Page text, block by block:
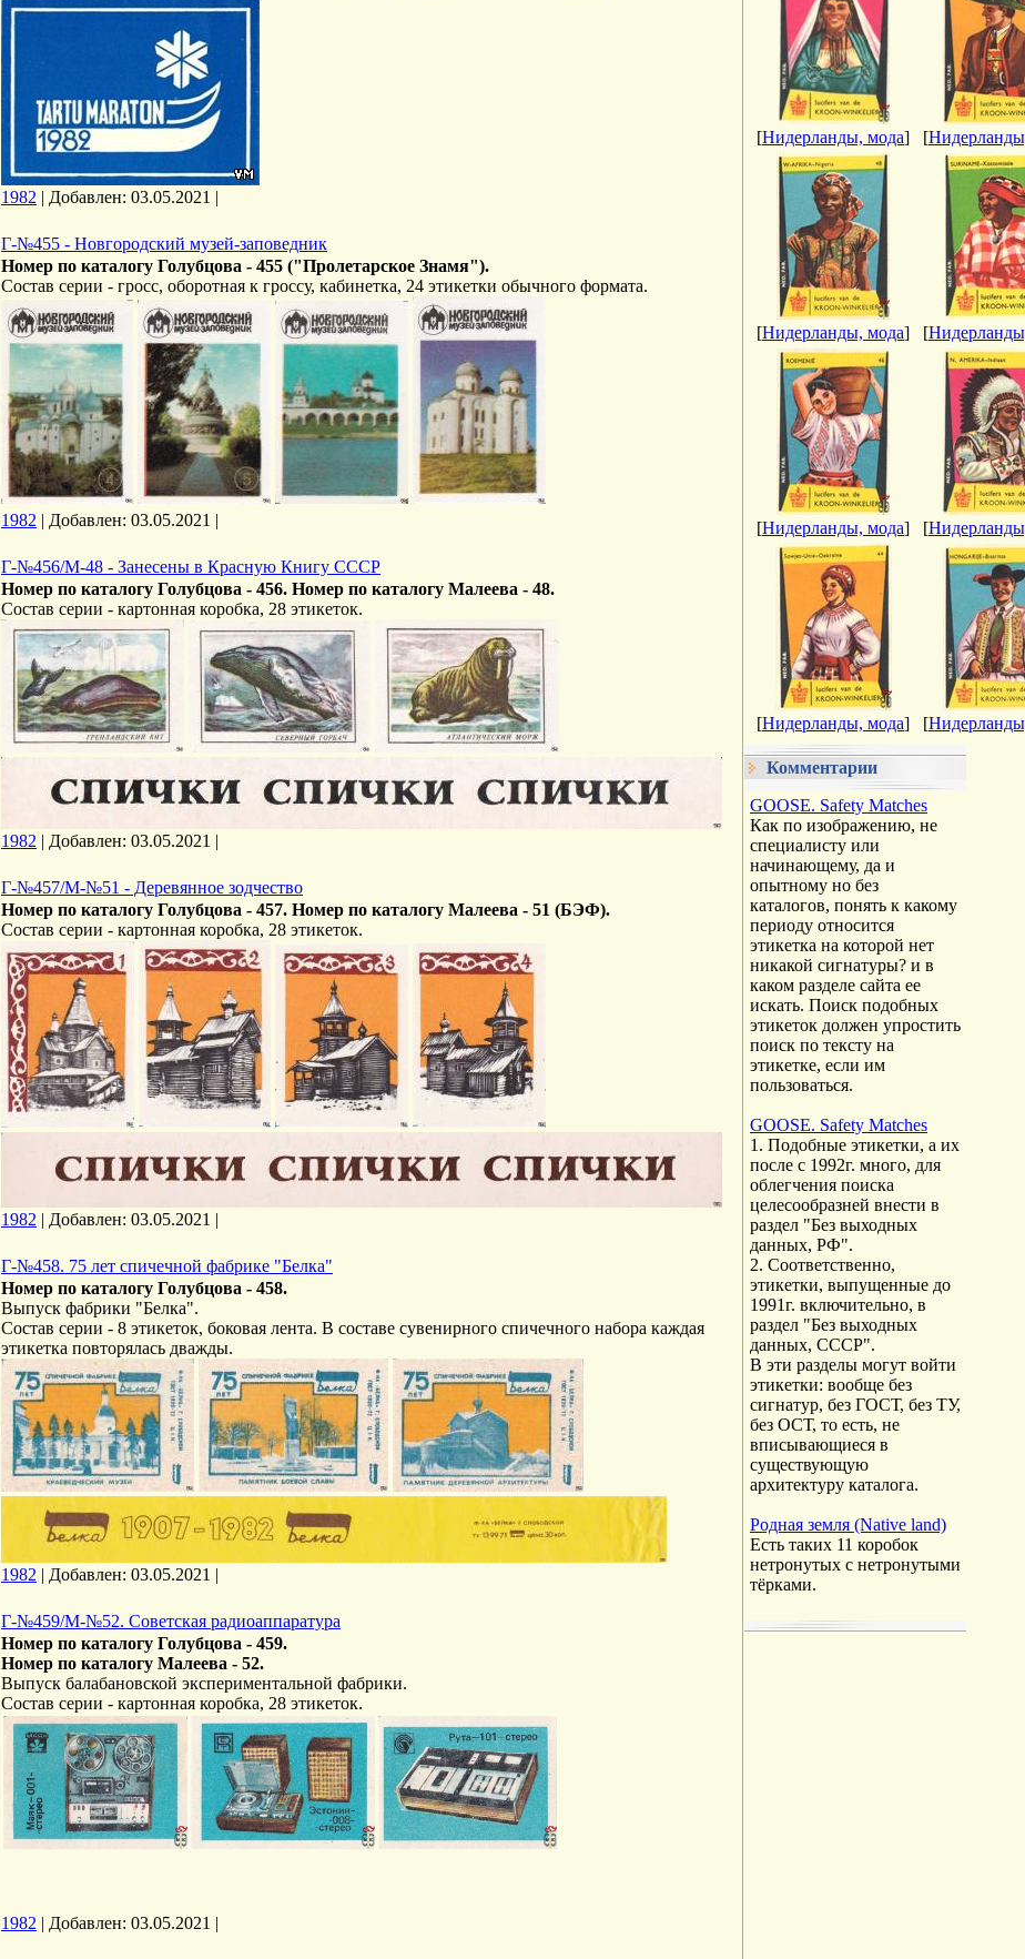
1982 | Добавлен: 03.05.2021 |
Г-№455 - Новгородский музей-заповедник
Номер по каталогу Голубцова - 455 ("Пролетарское Знамя").
Состав серии - гросс, оборотная к гроссу, кабинетка, 24 этикетки обычного формата.
1982 | Добавлен: 03.05.2021 |
Г-№456/М-48 - Занесены в Красную Книгу СССР
Номер по каталогу Голубцова - 456. Номер по каталогу Малеева - 48.
Состав серии - картонная коробка, 28 этикеток.
1982 | Добавлен: 03.05.2021 |
Г-№457/М-№51 - Деревянное зодчество
Номер по каталогу Голубцова - 457. Номер по каталогу Малеева - 51 (БЭФ).
Состав серии - картонная коробка, 28 этикеток.
1982 | Добавлен: 03.05.2021 |
Г-№458. 75 лет спичечной фабрике "Белка"
Номер по каталогу Голубцова - 458.
Выпуск фабрики "Белка".
Состав серии - 8 этикеток, боковая лента. В составе сувенирного спичечного набора каждая
этикетка повторялась дважды.
1982 | Добавлен: 03.05.2021 |
Г-№459/М-№52. Советская радиоаппаратура
Номер по каталогу Голубцова - 459.
Номер по каталогу Малеева - 52.
Выпуск балабановской экспериментальной фабрики.
Состав серии - картонная коробка, 28 этикеток.
1982 | Добавлен: 03.05.2021 |
[Нидерланды, мода] [
[Нидерланды, мода] [
[Нидерланды, мода] [
[Нидерланды, мода] [
Комментарии
GOOSE. Safety Matches
Как по изображению, не
специалисту или
начинающему, да и
опытному но без
каталогов, понять к какому
периоду относится
этикетка на которой нет
никакой сигнатуры? и в
каком разделе сайта ее
искать. Поиск подобных
этикеток должен упростить
поиск по тексту на
этикетке, если им
пользоваться.
GOOSE. Safety Matches
1. Подобные этикетки, а их
после с 1992г. много, для
облегчения поиска
целесообразней внести в
раздел "Без выходных
данных, РФ".
2. Соответственно,
этикетки, выпущенные до
1991г. включительно, в
раздел "Без выходных
данных, СССР".
В эти разделы могут войти
этикетки: вообще без
сигнатур, без ГОСТ, без ТУ,
без ОСТ, то есть, не
вписывающиеся в
существующую
архитектуру каталога.
Родная земля (Native land)
Есть таких 11 коробок
нетронутых с нетронутыми
тёрками.